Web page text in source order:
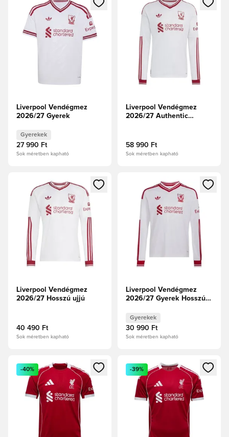
Liverpool Vendégmez
2026/27 Gyerek
Gyerekek
27 990 Ft
Sok méretben kapható
Liverpool Vendégmez
2026/27 Authentic
58 990 Ft
Sok méretben kapható
Megnyit egy modált a bejelentkezéshez vagy a tagként
Liverpool Vendégmez
2026/27 Hosszú ujjú
40 490 Ft
Sok méretben kapható
Megnyit egy modált a
Liverpool Vendégmez
2026/27 Gyerek Hosszú
Gyerekek
30 990 Ft
Sok méretben kapható
Megnyit egy modált a bejelentkezéshez vagy a tagként
-40%
Megnyit egy modált a
-39%